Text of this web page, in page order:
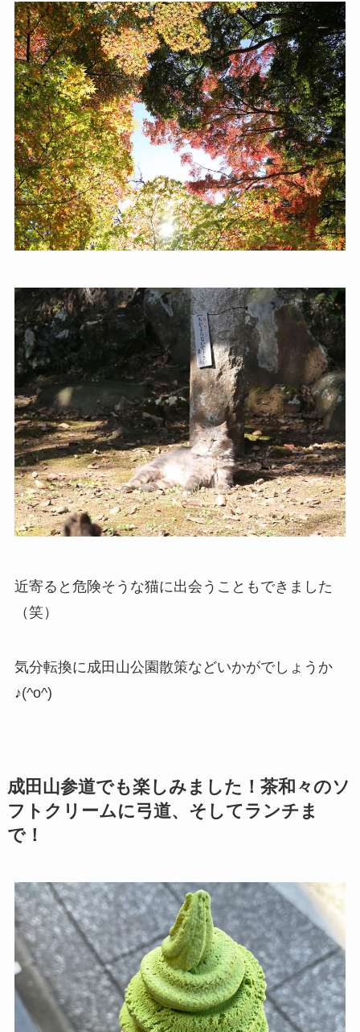
近寄ると危険そうな猫に出会うこともできました
（笑）
気分転換に成田山公園散策などいかがでしょうか
♪(^o^)
成田山参道でも楽しみました！茶和々のソ
フトクリームに弓道、そしてランチま
で！